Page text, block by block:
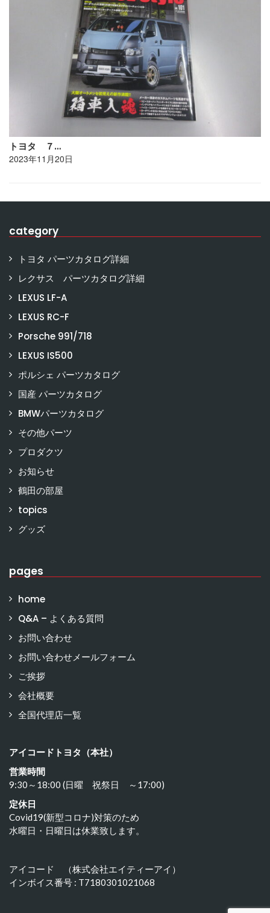
トヨタ ７…
2023年11月20日
category
トヨタ パーツカタログ詳細
レクサス パーツカタログ詳細
LEXUS LF-A
LEXUS RC-F
Porsche 991/718
LEXUS IS500
ポルシェ パーツカタログ
国産 パーツカタログ
BMWパーツカタログ
その他パーツ
プロダクツ
お知らせ
鶴田の部屋
topics
グッズ
pages
home
Q&A – よくある質問
お問い合わせ
お問い合わせメールフォーム
ご挨拶
会社概要
全国代理店一覧
アイコードトヨタ（本社）
営業時間
9:30～18:00 (日曜 祝祭日 ～17:00)
定休日
Covid19(新型コロナ)対策のため
水曜日・日曜日は休業致します。
アイコード （株式会社エイティーアイ）
インボイス番号 : T7180301021068